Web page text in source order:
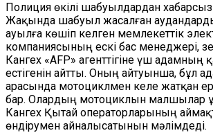
Полиция өкілі шабуылдардан хабарсыз
Жақында шабуыл жасалған
ауылға көшіп келген мемлекеттік
компаниясының ескі бас менеджері,
Кангех «АFP» агенттігіне үш адамның
естігенін айтты. Оның айтуынша, бұл
арасында мотоциклмен келе жатқан
бар. Олардың мотоциклын малшылар
Кангех Қытай операторларының
өндірумен айналысатынын мәлімдеді.